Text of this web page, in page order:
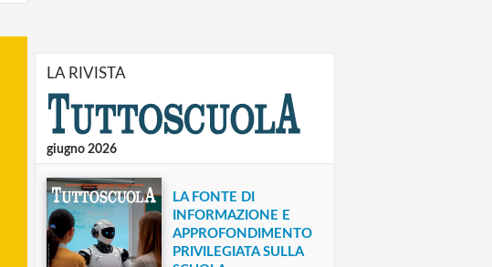
LA RIVISTA
giugno 2026
LA FONTE DI
INFORMAZIONE E
APPROFONDIMENTO
PRIVILEGIATA SULLA